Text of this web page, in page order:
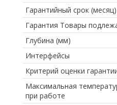
Гарантийный срок (месяц)
Гарантия Товары
Глубина (мм)
Интерфейсы
Критерий оценки
Максимальная
при работе